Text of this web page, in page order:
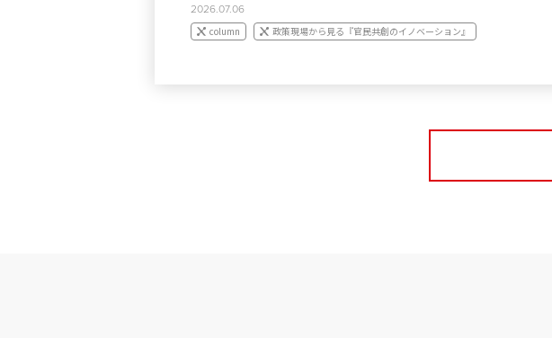
2026.07.06
column 政策現場から見る『官民共創のイノベーション』